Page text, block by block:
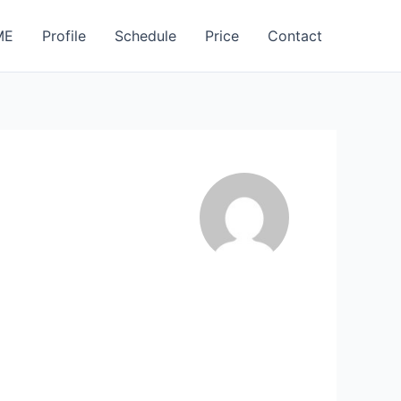
Profile Schedule Price Contact